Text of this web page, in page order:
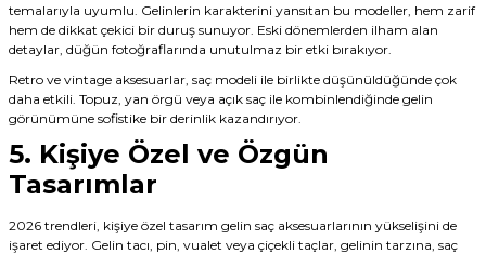
temalarıyla uyumlu. Gelinlerin karakterini yansıtan bu modeller, hem zarif
hem de dikkat çekici bir duruş sunuyor. Eski dönemlerden ilham alan
detaylar, düğün fotoğraflarında unutulmaz bir etki bırakıyor.
Retro ve vintage aksesuarlar, saç modeli ile birlikte düşünüldüğünde çok
daha etkili. Topuz, yan örgü veya açık saç ile kombinlendiğinde gelin
görünümüne sofistike bir derinlik kazandırıyor.
5. Kişiye Özel ve Özgün
Tasarımlar
2026 trendleri, kişiye özel tasarım gelin saç aksesuarlarının yükselişini de
işaret ediyor. Gelin tacı, pin, vualet veya çiçekli taçlar, gelinin tarzına, saç